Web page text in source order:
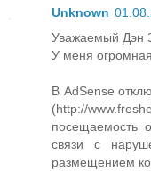
Unknown
Уважаемый Дэн
У меня
В AdSense
(http://
посещаемость
связи с
размещением